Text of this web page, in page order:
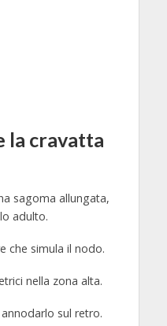
la cravatta
sagoma allungata,
adulto.
che simula il nodo.
nella zona alta.
sul retro.